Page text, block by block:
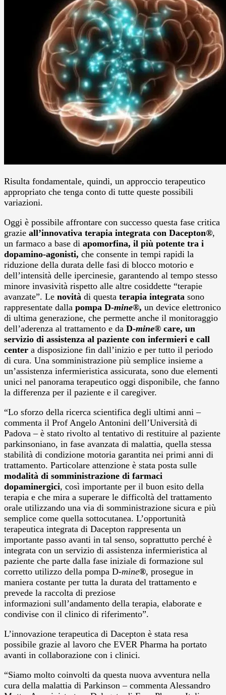
Risulta fondamentale, quindi, un approccio terapeutico
appropriato che tenga conto di tutte queste possibili
variazioni.
Oggi è possibile affrontare con successo questa fase critica
grazie all’innovativa terapia integrata con Dacepton®,
un farmaco a base di apomorfina, il più potente tra i
dopamino-agonisti, che consente in tempi rapidi la
riduzione della durata delle fasi di blocco motorio e
dell’intensità delle ipercinesie, garantendo al tempo stesso
minore invasività rispetto alle altre cosiddette “terapie
avanzate”. Le novità di questa terapia integrata sono
rappresentate dalla pompa D-mine®, un device elettronico
di ultima generazione, che permette anche il monitoraggio
dell’aderenza al trattamento e da D-mine® care, un
servizio di assistenza al paziente con infermieri e call
center a disposizione fin dall’inizio e per tutto il periodo
di cura. Una somministrazione più semplice insieme a
un’assistenza infermieristica assicurata, sono due elementi
unici nel panorama terapeutico oggi disponibile, che fanno
la differenza per il paziente e il caregiver.
“Lo sforzo della ricerca scientifica degli ultimi anni –
commenta il Prof Angelo Antonini dell’Università di
Padova – è stato rivolto al tentativo di restituire al paziente
parkinsoniano, in fase avanzata di malattia, quella stessa
stabilità di condizione motoria garantita nei primi anni di
trattamento. Particolare attenzione è stata posta sulle
modalità di somministrazione di farmaci
dopaminergici, così importante per il buon esito della
terapia e che mira a superare le difficoltà del trattamento
orale utilizzando una via di somministrazione sicura e più
semplice come quella sottocutanea. L’opportunità
terapeutica integrata di Dacepton rappresenta un
importante passo avanti in tal senso, soprattutto perché è
integrata con un servizio di assistenza infermieristica al
paziente che parte dalla fase iniziale di formazione sul
corretto utilizzo della pompa D-mine®, prosegue in
maniera costante per tutta la durata del trattamento e
prevede la raccolta di preziose
informazioni sull’andamento della terapia, elaborate e
condivise con il clinico di riferimento”.
L’innovazione terapeutica di Dacepton è stata resa
possibile grazie al lavoro che EVER Pharma ha portato
avanti in collaborazione con i clinici.
“Siamo molto coinvolti da questa nuova avventura nella
cura della malattia di Parkinson – commenta Alessandro